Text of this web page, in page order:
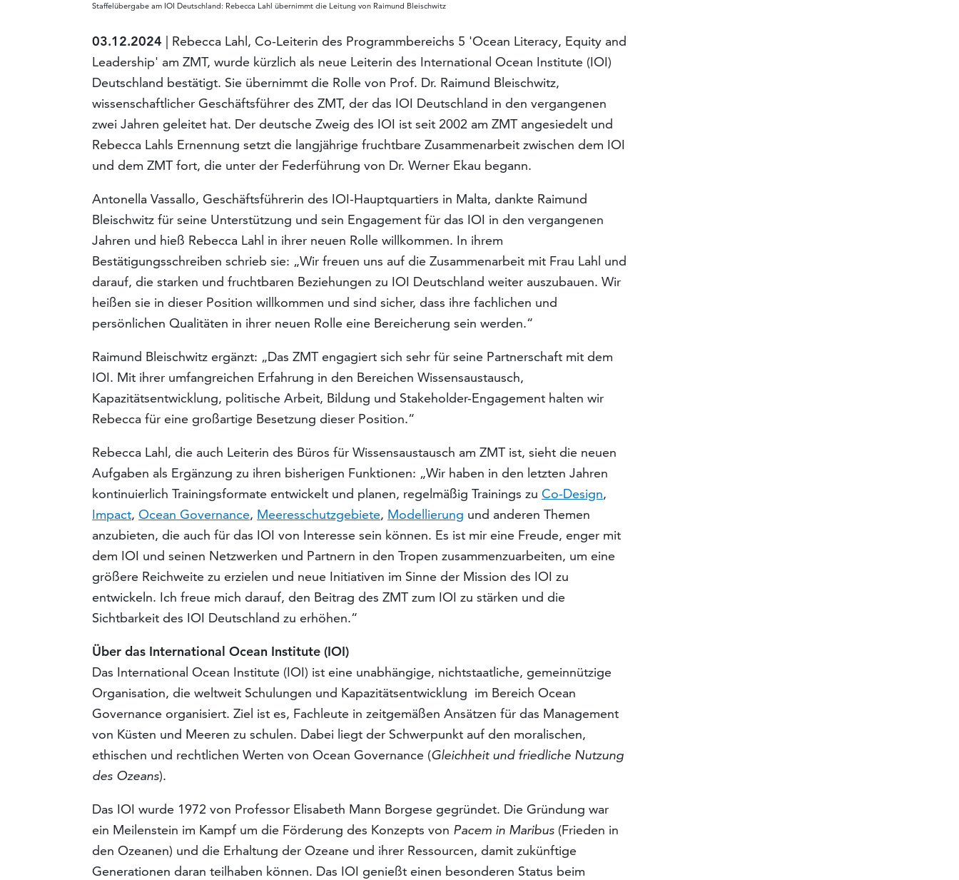
Staffelübergabe am IOI Deutschland: Rebecca Lahl übernimmt die Leitung von Raimund Bleischwitz
03.12.2024 | Rebecca Lahl, Co-Leiterin des Programmbereichs 5 'Ocean Literacy, Equity and
Leadership' am ZMT, wurde kürzlich als neue Leiterin des International Ocean Institute (IOI)
Deutschland bestätigt. Sie übernimmt die Rolle von Prof. Dr. Raimund Bleischwitz,
wissenschaftlicher Geschäftsführer des ZMT, der das IOI Deutschland in den vergangenen
zwei Jahren geleitet hat. Der deutsche Zweig des IOI ist seit 2002 am ZMT angesiedelt und
Rebecca Lahls Ernennung setzt die langjährige fruchtbare Zusammenarbeit zwischen dem IOI
und dem ZMT fort, die unter der Federführung von Dr. Werner Ekau begann.
Antonella Vassallo, Geschäftsführerin des IOI-Hauptquartiers in Malta, dankte Raimund
Bleischwitz für seine Unterstützung und sein Engagement für das IOI in den vergangenen
Jahren und hieß Rebecca Lahl in ihrer neuen Rolle willkommen. In ihrem
Bestätigungsschreiben schrieb sie: „Wir freuen uns auf die Zusammenarbeit mit Frau Lahl und
darauf, die starken und fruchtbaren Beziehungen zu IOI Deutschland weiter auszubauen. Wir
heißen sie in dieser Position willkommen und sind sicher, dass ihre fachlichen und
persönlichen Qualitäten in ihrer neuen Rolle eine Bereicherung sein werden.“
Raimund Bleischwitz ergänzt: „Das ZMT engagiert sich sehr für seine Partnerschaft mit dem
IOI. Mit ihrer umfangreichen Erfahrung in den Bereichen Wissensaustausch,
Kapazitätsentwicklung, politische Arbeit, Bildung und Stakeholder-Engagement halten wir
Rebecca für eine großartige Besetzung dieser Position.“
Rebecca Lahl, die auch Leiterin des Büros für Wissensaustausch am ZMT ist, sieht die neuen
Aufgaben als Ergänzung zu ihren bisherigen Funktionen: „Wir haben in den letzten Jahren
kontinuierlich Trainingsformate entwickelt und planen, regelmäßig Trainings zuCo-Design,
Impact,Ocean Governance, Meeresschutzgebiete, Modellierung und anderen Themen
anzubieten, die auch für das IOI von Interesse sein können. Es ist mir eine Freude, enger mit
dem IOI und seinen Netzwerken und Partnern in den Tropen zusammenzuarbeiten, um eine
größere Reichweite zu erzielen und neue Initiativen im Sinne der Mission des IOI zu
entwickeln. Ich freue mich darauf, den Beitrag des ZMT zum IOI zu stärken und die
Sichtbarkeit des IOI Deutschland zu erhöhen.“
Über das International Ocean Institute (IOI)
Das International Ocean Institute (IOI) ist eine unabhängige, nichtstaatliche, gemeinnützige
Organisation, die weltweit Schulungen und Kapazitätsentwicklung im Bereich Ocean
Governance organisiert. Ziel ist es, Fachleute in zeitgemäßen Ansätzen für das Management
von Küsten und Meeren zu schulen. Dabei liegt der Schwerpunkt auf den moralischen,
ethischen und rechtlichen Werten von Ocean Governance (Gleichheit und friedliche Nutzung
des Ozeans).
Das IOI wurde 1972 von Professor Elisabeth Mann Borgese gegründet. Die Gründung war
ein Meilenstein im Kampf um die Förderung des Konzepts von Pacem in Maribus (Frieden in
den Ozeanen) und die Erhaltung der Ozeane und ihrer Ressourcen, damit zukünftige
Generationen daran teilhaben können. Das IOI genießt einen besonderen Status beim